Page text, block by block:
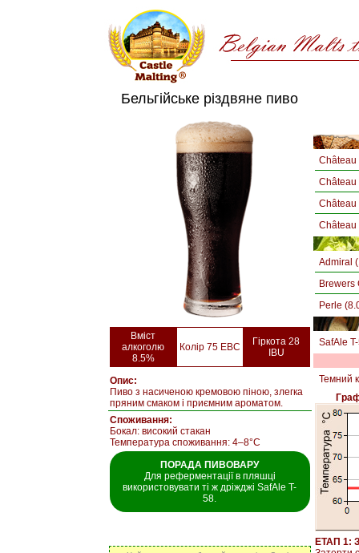
Бельгійське різдвяне пиво
Вміст
алкоголю
8.5%
Колір 75 EBC
Гіркота 28
IBU
Опис:
Пиво з насиченою кремовою піною, злегка
пряним смаком і приємним ароматом.
Споживання:
Бокал: високий стакан
Температура споживання: 4–8°C
ПОРАДА ПИВОВАРУ
Для реферментації в пляшці
використовувати ті ж дріжджі SafAle T-
58.
Château
Château
Admiral
Brewers
Perle
SafAle
Темний
ЕТАП 1: